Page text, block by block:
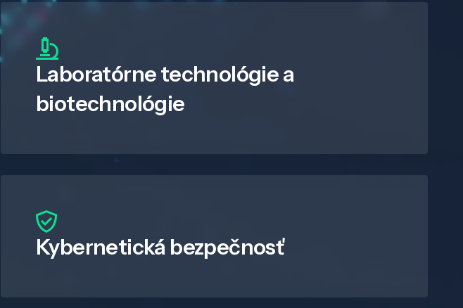
Laboratórne technológie a
biotechnológie
Kybernetická bezpečnosť